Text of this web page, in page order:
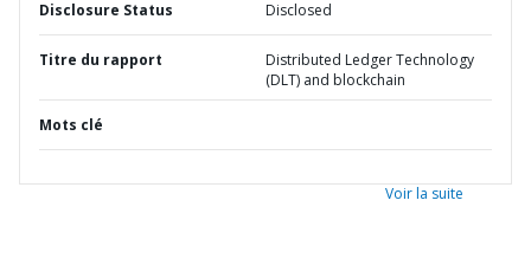
Disclosure Status Disclosed
Titre du rapport
Distributed Ledger Technology
(DLT) and blockchain
Mots clé
Voir la suite